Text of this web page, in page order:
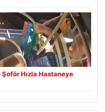
Hızla Hastaneye